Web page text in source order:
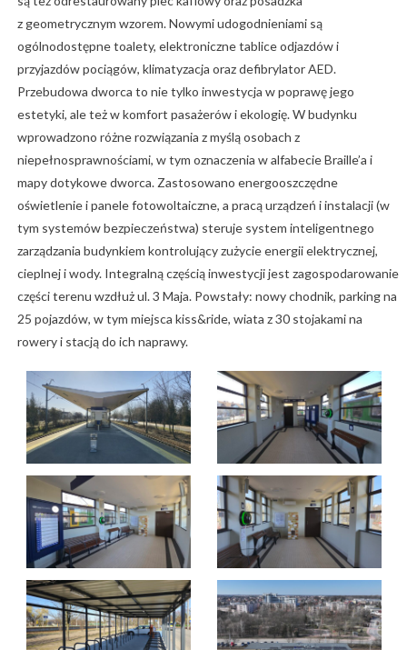
z geometrycznym wzorem. Nowymi udogodnieniami są
ogólnodostępne toalety, elektroniczne tablice odjazdów i
przyjazdów pociągów, klimatyzacja oraz defibrylator AED.
Przebudowa dworca to nie tylko inwestycja w poprawę jego
estetyki, ale też w komfort pasażerów i ekologię. W budynku
wprowadzono różne rozwiązania z myślą osobach z
niepełnosprawnościami, w tym oznaczenia w alfabecie Braille’a i
mapy dotykowe dworca. Zastosowano energooszczędne
oświetlenie i panele fotowoltaiczne, a pracą urządzeń i instalacji (w
tym systemów bezpieczeństwa) steruje system inteligentnego
zarządzania budynkiem kontrolujący zużycie energii elektrycznej,
cieplnej i wody. Integralną częścią inwestycji jest zagospodarowanie
części terenu wzdłuż ul. 3 Maja. Powstały: nowy chodnik, parking na
25 pojazdów, w tym miejsca kiss&ride, wiata z 30 stojakami na
rowery i stacją do ich naprawy.